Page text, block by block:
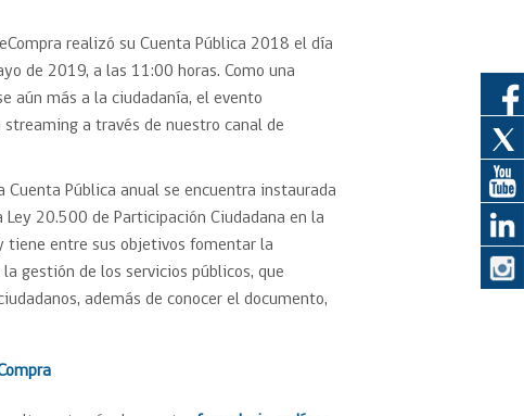
obtener el
Mujer
realizó su Cuenta Pública 2018 el día
de 2019, a las 11:00 horas. Como una
aún más a la ciudadanía, el evento
a través de nuestro canal de
Cuenta Pública anual se encuentra instaurada
Ley 20.500 de Participación Ciudadana en la
tiene entre sus objetivos fomentar la
gestión de los servicios públicos, que
además de conocer el documento,